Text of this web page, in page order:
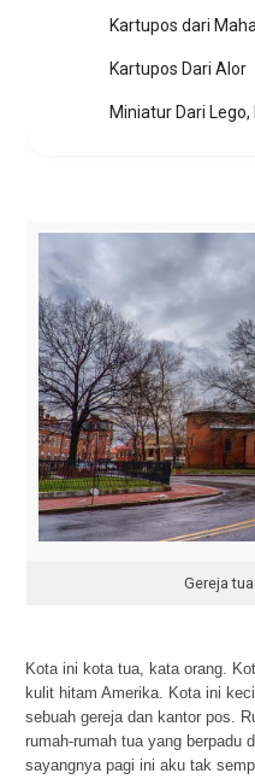
Kartupos dari
Kartupos Dari Alor
Gereja
Kota ini kota tua, kata orang.
kulit hitam Amerika. Kota ini
sebuah gereja dan kantor pos.
rumah-rumah tua yang berpadu
sayangnya pagi ini aku tak